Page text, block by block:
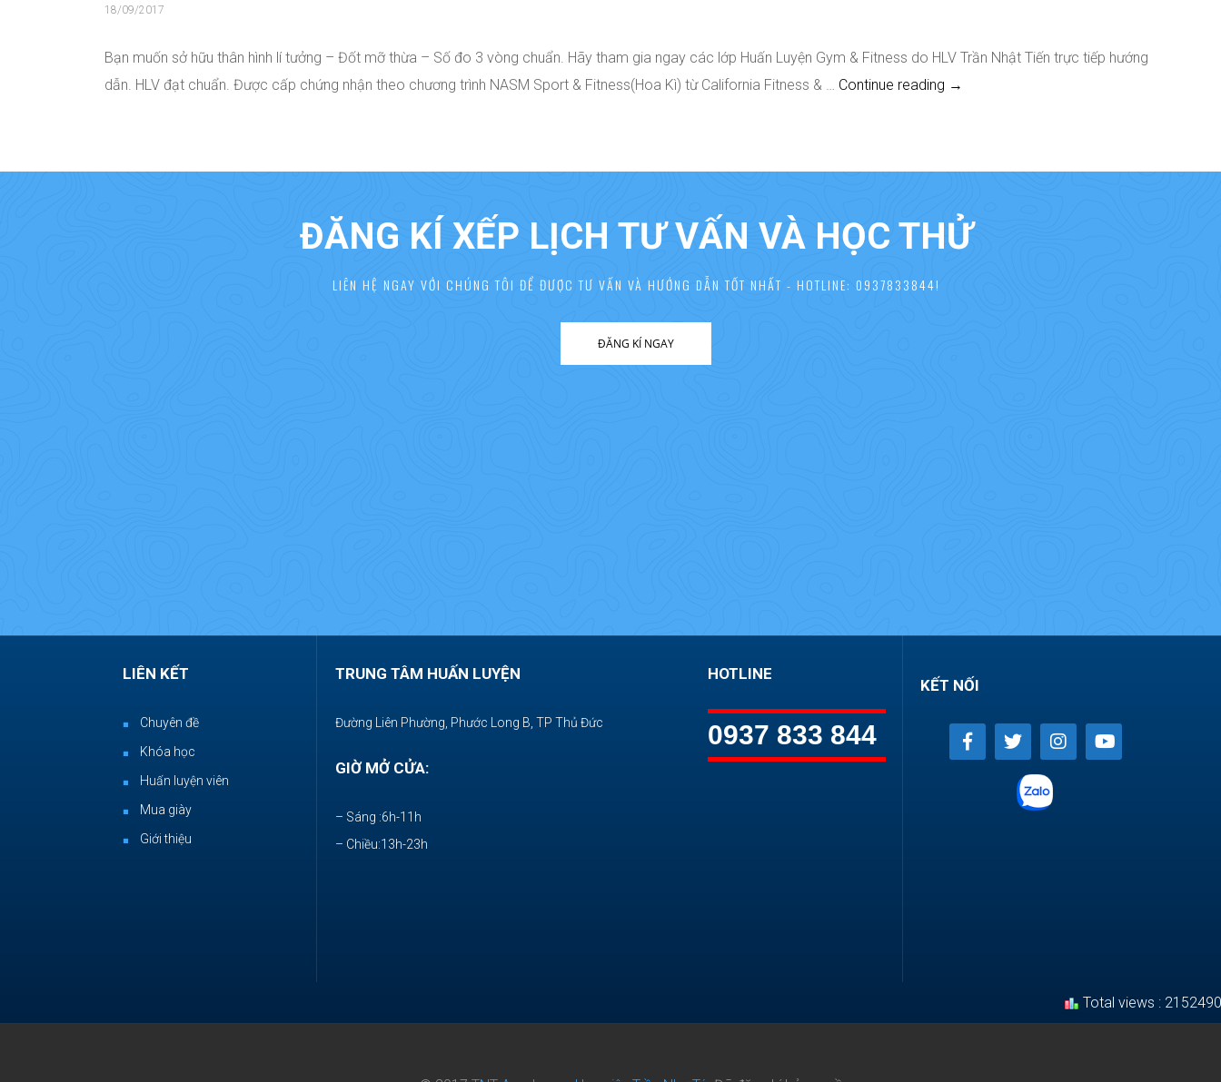
18/09/2017
Bạn muốn sở hữu thân hình lí tưởng – Đốt mỡ thừa – Số đo 3 vòng chuẩn. Hãy tham gia ngay các lớp Huấn Luyện Gym & Fitness do HLV Trần Nhật Tiến trực tiếp hướng
dẫn. HLV đạt chuẩn. Được cấp chứng nhận theo chương trình NASM Sport & Fitness(Hoa Kì) từ California Fitness & … Continue reading Gym & Fitness Sở Hữu Vóc Dáng Hoàn
→
ĐĂNG KÍ XẾP LỊCH TƯ VẤN VÀ HỌC THỬ
LIÊN HỆ NGAY VỚI CHÚNG TÔI ĐỂ ĐƯỢC TƯ VẤN VÀ HƯỚNG DẪN TỐT NHẤT - HOTLINE: 0937833844!
ĐĂNG KÍ NGAY
LIÊN KẾT
Chuyên đề
Khóa học
Huấn luyện viên
Mua giày
Giới thiệu
TRUNG TÂM HUẤN LUYỆN
Đường Liên Phường, Phước Long B, TP Thủ Đức
GIỜ MỞ CỬA:
– Sáng :6h-11h
– Chiều:13h-23h
HOTLINE
0937 833 844
KẾT NỐI
Total views : 2152490